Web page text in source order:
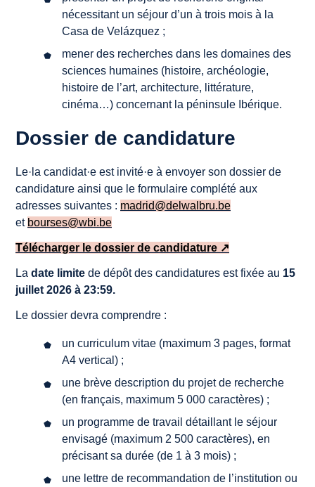
nécessitant un séjour d’un à trois mois à la
Casa de Velázquez ;
mener des recherches dans les domaines des
sciences humaines (histoire, archéologie,
histoire de l’art, architecture, littérature,
cinéma…) concernant la péninsule Ibérique.
Dossier de candidature
Le·la candidat·e est invité·e à envoyer son dossier de
candidature ainsi que le formulaire complété aux
adresses suivantes : madrid@delwalbru.be
et bourses@wbi.be
Télécharger le dossier de candidature ↗
La date limite de dépôt des candidatures est fixée au 15
juillet 2026 à 23:59.
Le dossier devra comprendre :
un curriculum vitae (maximum 3 pages, format
A4 vertical) ;
une brève description du projet de recherche
(en français, maximum 5 000 caractères) ;
un programme de travail détaillant le séjour
envisagé (maximum 2 500 caractères), en
précisant sa durée (de 1 à 3 mois) ;
une lettre de recommandation de l’institution ou